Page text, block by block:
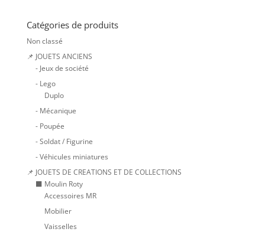
Catégories de produits
Non classé
📌 JOUETS ANCIENS
- Jeux de société
- Lego
Duplo
- Mécanique
- Poupée
- Soldat / Figurine
- Véhicules miniatures
📌 JOUETS DE CREATIONS ET DE COLLECTIONS
⬛ Moulin Roty
Accessoires MR
Mobilier
Vaisselles